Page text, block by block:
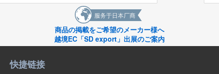
服务于日本厂商
商品の掲載をご希望のメーカー様へ
越境EC「SD export」出展のご案内
快捷链接